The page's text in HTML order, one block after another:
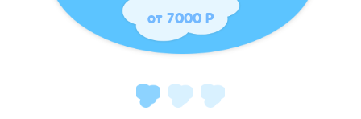
от 7000 Р